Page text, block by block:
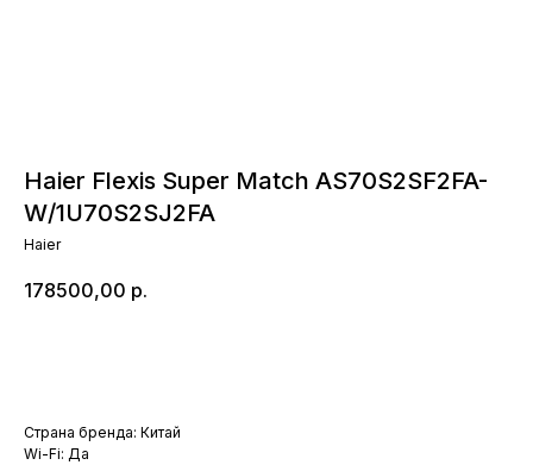
Haier Flexis Super Match AS70S2SF2FA-
W/1U70S2SJ2FA
Haier
178500,00 р.
Страна бренда: Китай
Wi-Fi: Да